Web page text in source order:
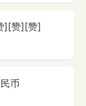
][赞][赞]
币